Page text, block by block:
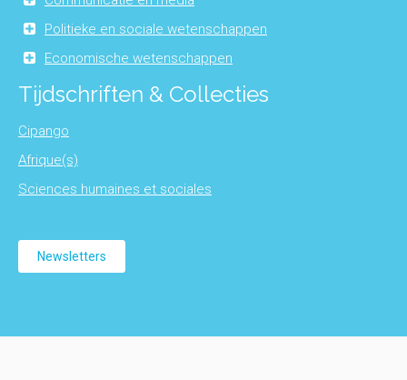
Politieke en sociale wetenschappen
Economische wetenschappen
Tijdschriften & Collecties
Cipango
Afrique(s)
Sciences humaines et sociales
Newsletters